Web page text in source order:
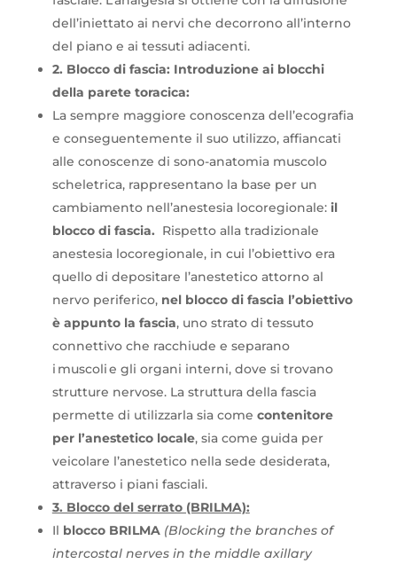
dell’iniettato ai nervi che decorrono all’interno
del piano e ai tessuti adiacenti.
2. Blocco di fascia: Introduzione ai blocchi
della parete toracica:
La sempre maggiore conoscenza dell’ecografia
e conseguentemente il suo utilizzo, affiancati
alle conoscenze di sono-anatomia muscolo
scheletrica, rappresentano la base per un
cambiamento nell’anestesia locoregionale: il
blocco di fascia. Rispetto alla tradizionale
anestesia locoregionale, in cui l’obiettivo era
quello di depositare l’anestetico attorno al
nervo periferico, nel blocco di fascia l’obiettivo
è appunto la fascia, uno strato di tessuto
connettivo che racchiude e separano
i muscoli e gli organi interni, dove si trovano
strutture nervose. La struttura della fascia
permette di utilizzarla sia come contenitore
per l’anestetico locale, sia come guida per
veicolare l’anestetico nella sede desiderata,
attraverso i piani fasciali.
3. Blocco del serrato (BRILMA):
Il blocco BRILMA (Blocking the branches of
intercostal nerves in the middle axillary